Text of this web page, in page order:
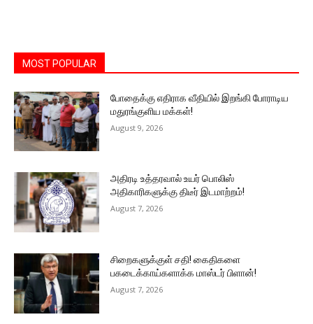
MOST POPULAR
போதைக்கு எதிராக வீதியில் இறங்கி போராடிய
மதுரங்குளிய மக்கள்!
August 9, 2026
அதிரடி உத்தரவால் உயர் பொலிஸ்
அதிகாரிகளுக்கு திடீர் இடமாற்றம்!
August 7, 2026
சிறைகளுக்குள் சதி! கைதிகளை
பகடைக்காய்களாக்க மாஸ்டர் பிளான்!
August 7, 2026